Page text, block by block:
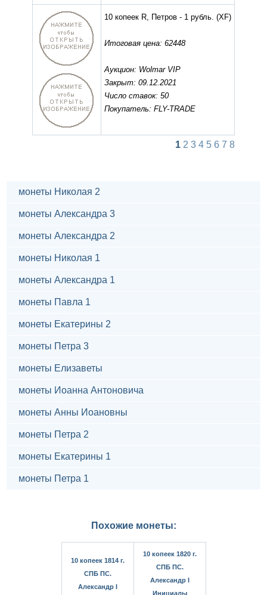
10 копеек R, Петров - 1 рубль. (XF)
Итоговая цена: 62448
Аукцион: Wolmar VIP
Закрыт: 09.12.2021
Число ставок: 50
Покупатель: FLY-TRADE
1 2 3 4 5 6 7 8
монеты Николая 2
монеты Александра 3
монеты Александра 2
монеты Николая 1
монеты Александра 1
монеты Павла 1
монеты Екатерины 2
монеты Петра 3
монеты Елизаветы
монеты Иоанна Антоновича
монеты Анны Иоановны
монеты Петра 2
монеты Екатерины 1
монеты Петра 1
Похожие монеты:
10 копеек 1814 г.
СПБ ПС.
Александр I
10 копеек 1820 г.
СПБ ПС.
Александр I
Инициалы